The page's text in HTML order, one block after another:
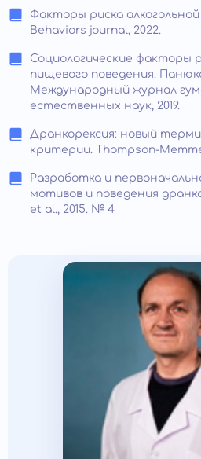
Факторы риска
Behaviors journal, 2022.
Социологические факторы
пищевого поведения.
Международный журнал
естественных наук, 2019.
Дранкорексия: новый
критерии. Thompson-
Разработка и
мотивов и поведения
et al., 2015. № 4